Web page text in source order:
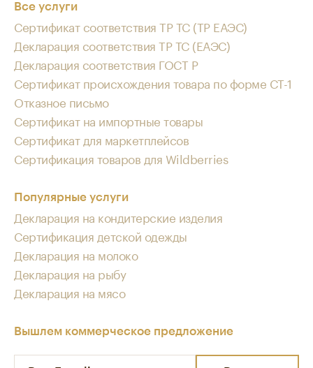
Все услуги
Сертификат соответствия ТР ТС (ТР ЕАЭС)
Декларация соответствия ТР ТС (ЕАЭС)
Декларация соответствия ГОСТ Р
Сертификат происхождения товара по форме СТ-1
Отказное письмо
Сертификат на импортные товары
Сертификат для маркетплейсов
Сертификация товаров для Wildberries
Популярные услуги
Декларация на кондитерские изделия
Сертификация детской одежды
Декларация на молоко
Декларация на рыбу
Декларация на мясо
Вышлем коммерческое предложение